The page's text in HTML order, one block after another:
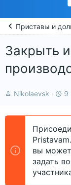
Приставы и
Закрыть
А
е
Nikolaevsk
Д
н
а
ч
а
а
9
вы
задать